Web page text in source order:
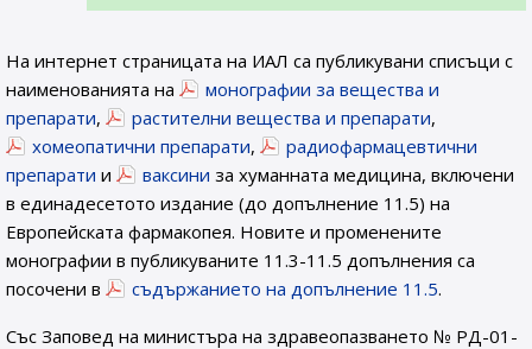
На интернет страницата на ИАЛ са публикувани списъци с
наименованията на
монографии за вещества и
препарати, растителни вещества и препарати,
хомеопатични препарати,
радиофармацевтични
препарати и ваксини за хуманната медицина, включени
в единадесетото издание (до допълнение 11.5) на
Европейската фармакопея. Новите и променените
монографии в публикуваните 11.3-11.5 допълнения са
посочени в
съдържанието на допълнение 11.5.
Със Заповед на министъра на здравеопазването № РД-01-